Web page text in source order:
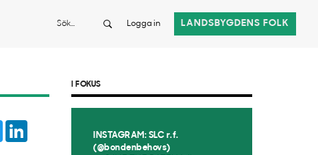
Sök Logga in LANDSBYGDENS FOLK
Twitter
I FOKUS
INSTAGRAM: SLC r.f.
(@bondenbehovs)